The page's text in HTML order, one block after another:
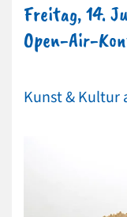
Freitag, 14.
Open-Air-
Kunst & Kultur